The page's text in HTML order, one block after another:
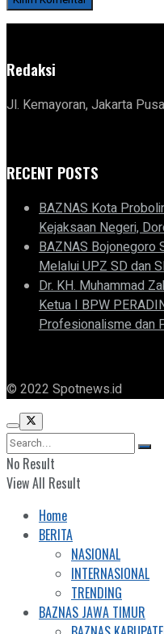
Redaksi
Jl. Kemayoran, Jakarta
RECENT POSTS
BAZNAS Kota
Kejaksaan Negeri,
BAZNAS Bojonegoro
Melalui UPZ SD dan
Dr. KH. Muhammad
Ketua I BPW
Profesionalisme dan
© 2022 Spotnews.id
No Result
View All Result
Home
BERITA
NASIONAL
INTERNASIONAL
TRENDING
BAZNAS JAWA TIMUR